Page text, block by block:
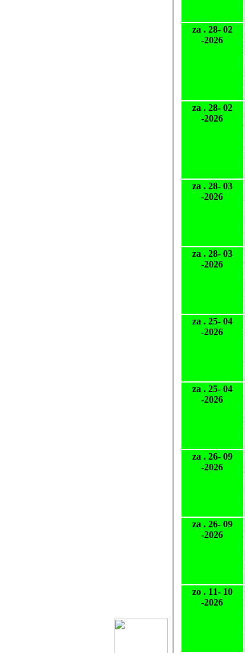
za . 28- 02
-2026
za . 28- 02
-2026
za . 28- 03
-2026
za . 28- 03
-2026
za . 25- 04
-2026
za . 25- 04
-2026
za . 26- 09
-2026
za . 26- 09
-2026
zo . 11- 10
-2026